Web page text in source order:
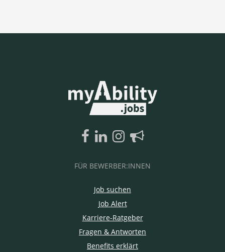
FÜR BEWERBER:INNEN
Job suchen
Job Alert
Karriere-Ratgeber
Fragen & Antworten
Benefits erklärt